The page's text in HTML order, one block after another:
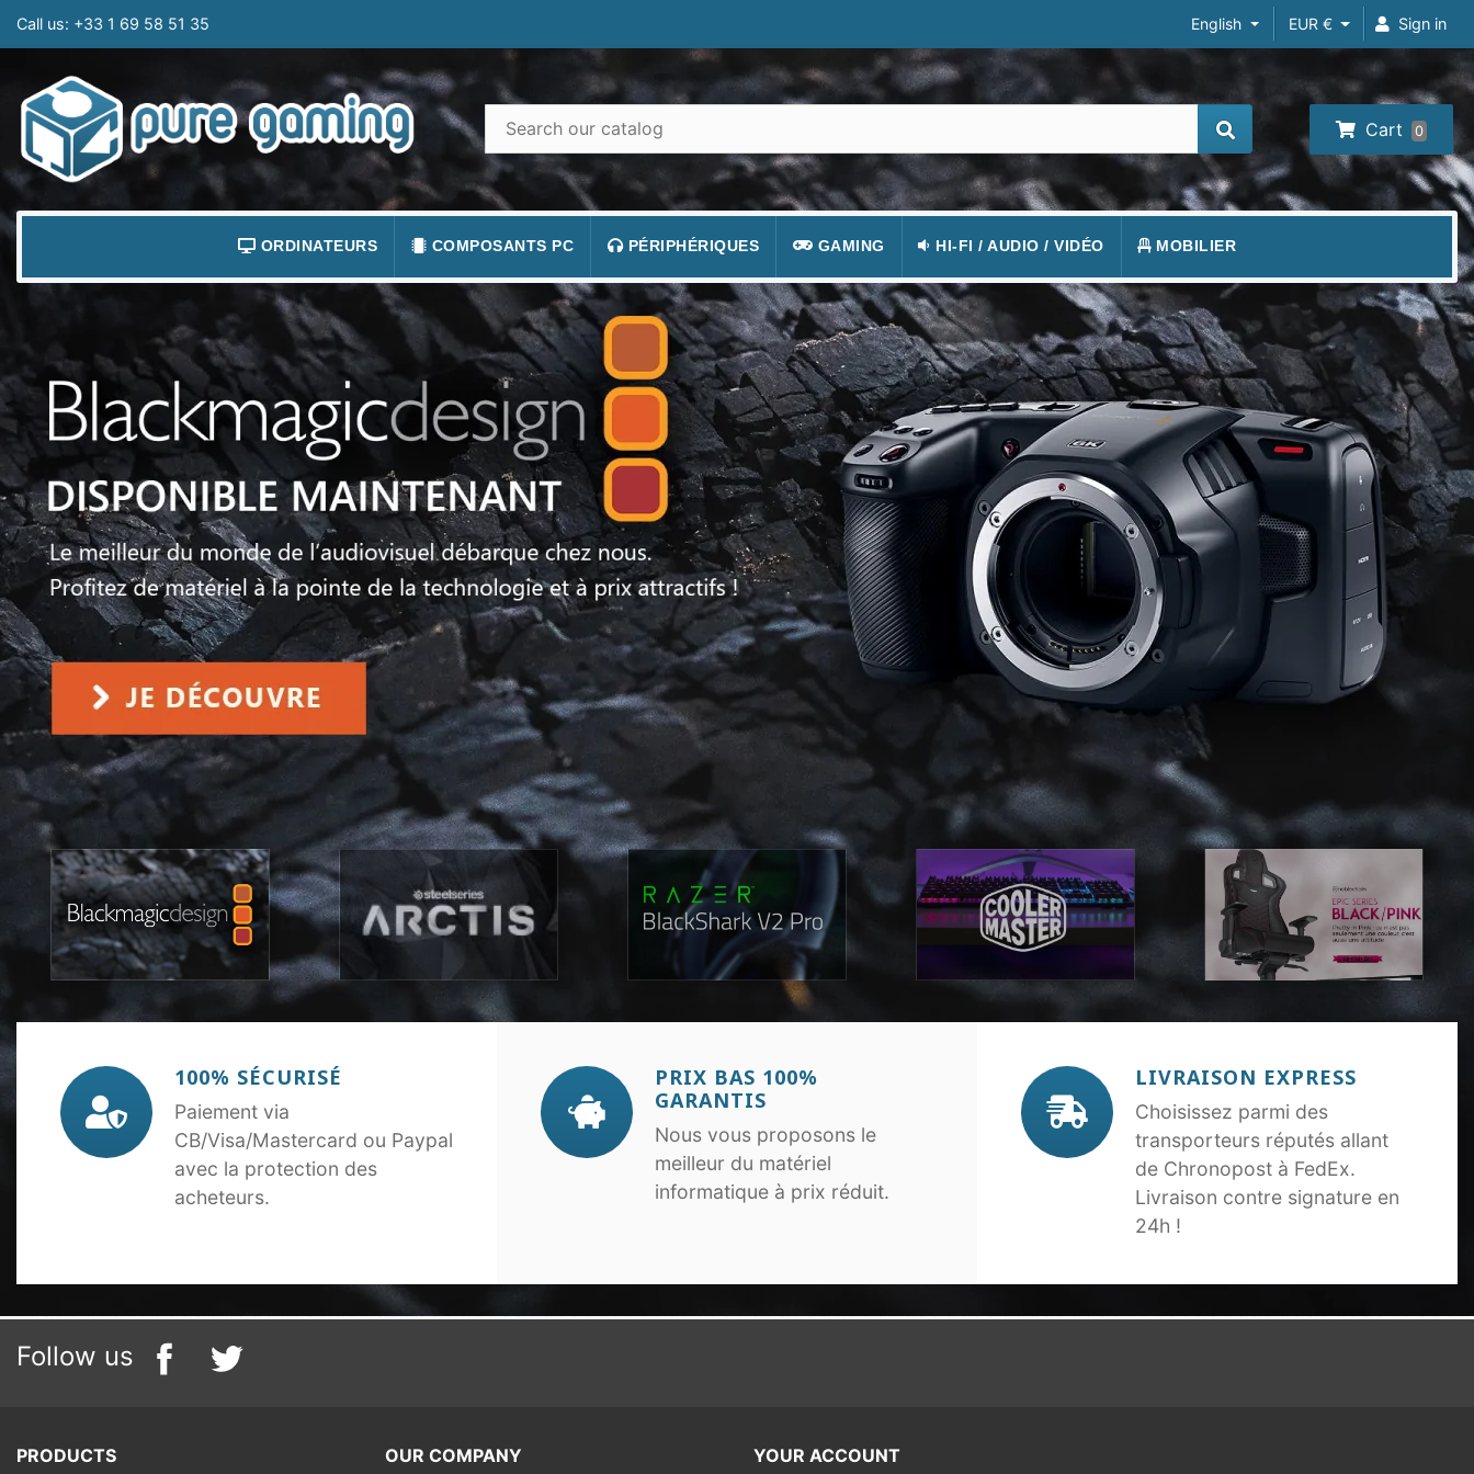
Call us: +33 1 69 58 51 35 English EUR € Sign in
Cart 0
ORDINATEURS
ACCESSOIRES ORDINATEURS PORTABLES
ORDINATEUR PORTABLE
ORDINATEURS FIXES
LOGICIELS
TABLETTES
SERVEURS
BAGAGERIE
COMPOSANTS PC
ALIMENTATION
BOÎTIER PC
CARTE GRAPHIQUE
CARTE MÈRE
CARTE SON
CONNECTIQUES
CUSTOMISATION PC
DISQUE DUR
MÉMOIRE VIVE
PROCESSEUR
REFROIDISSEMENT WATERCOOLING
PÉRIPHÉRIQUES
CLAVIER
CASQUE
SOURIS
TAPIS DE SOURIS
ÉCRAN
ENCEINTES / HAUTS-PARLEURS
PÉRIPHÉRIQUE DE JEU / MANETTES
ACCESSOIRES STREAMING
WEBCAM
ROUTEUR, WIFI, RÉSEAU
ACCESSOIRES ET ADAPTATEURS RÉSEAUX
GAMING
CONSOLE
JEUX VIDÉOS
ACCESSOIRE DE JEUX VIDÉOS
FIGURINES JEU
LUNETTES POUR JOUEURS
PRODUITS DÉRIVÉS
JEUX / JOUETS
JOUETS D'EXTÉRIEUR
HI-FI / AUDIO / VIDÉO
APPAREIL PHOTO
CAMÉRA IP
TÉLÉVISION
VIDÉO-PROJECTEUR
TÉLÉPHONE
CARTE TV ET ACQUISITION VIDÉO
COQUES / PROTECTION TÉLÉPHONE
ACCESSOIRES TABLETTES / SMARTPHONES
ACCESSOIRES TÉLÉPHONIE
OBJETS CONNECTÉS
MOBILIER
TAPIS DE SOL
FAUTEUILS GAMER
BUREAUX GAMING
100% SÉCURISÉ
Paiement via
CB/Visa/Mastercard ou Paypal
avec la protection des
acheteurs.
PRIX BAS 100%
GARANTIS
Nous vous proposons le
meilleur du matériel
informatique à prix réduit.
LIVRAISON EXPRESS
Choisissez parmi des
transporteurs réputés allant
de Chronopost à FedEx.
Livraison contre signature en
24h !
Follow us
PRODUCTS OUR COMPANY YOUR ACCOUNT